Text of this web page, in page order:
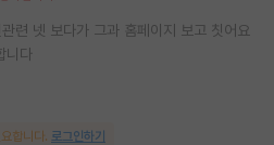
련 넷 보다가 그과 홈페이지 보고 칫어요
다
합니다. 로그인하기